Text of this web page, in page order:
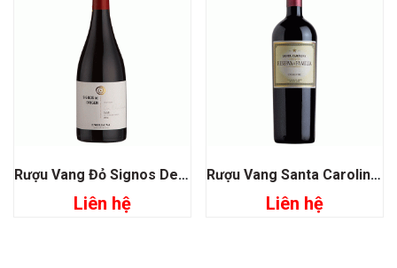
Rượu Vang Đỏ Signos De Origen Syrah
Liên hệ
Rượu Vang Santa Carolina Reserva De Familia Carmenere
Liên hệ